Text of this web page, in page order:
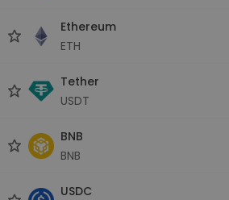
Ethereum
ETH
Tether
USDT
BNB
BNB
USDC